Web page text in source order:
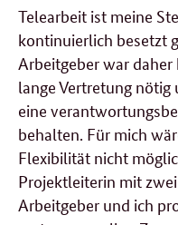
Telearbeit ist meine
kontinuierlich besetzt
Arbeitgeber war
lange Vertretung nötig
eine
behalten. Für mich
Flexibilität nicht
Projektleiterin mit
Arbeitgeber und ich